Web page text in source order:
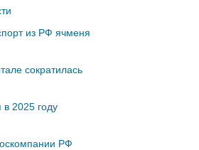
из РФ ячменя
сократилась
в 2025 году
РФ